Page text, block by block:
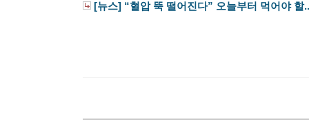
[뉴스] “혈압 뚝 떨어진다” 오늘부터 먹어야 할